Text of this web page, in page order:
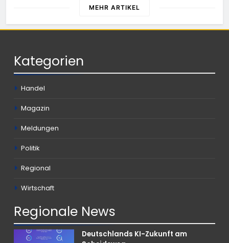
MEHR ARTIKEL
Kategorien
Handel
Magazin
Meldungen
Politik
Regional
Wirtschaft
Regionale News
Deutschlands KI-Zukunft am